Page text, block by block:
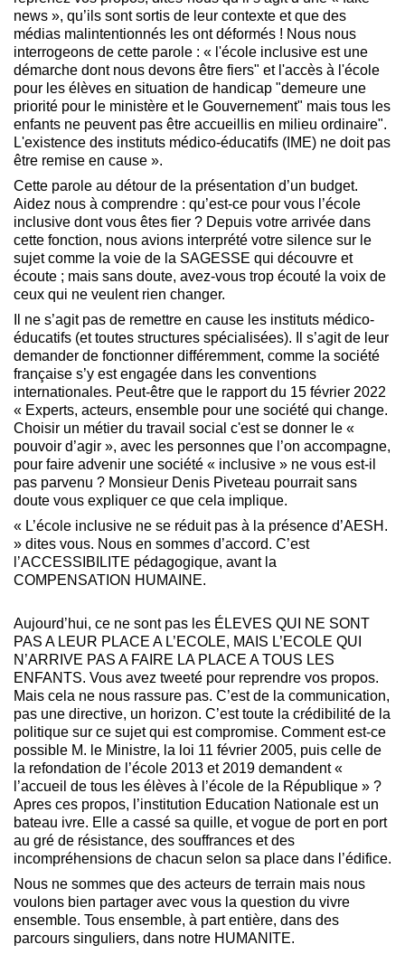
news », qu’ils sont sortis de leur contexte et que des
médias malintentionnés les ont déformés ! Nous nous
interrogeons de cette parole : « l'école inclusive est une
démarche dont nous devons être fiers" et l'accès à l'école
pour les élèves en situation de handicap "demeure une
priorité pour le ministère et le Gouvernement" mais tous les
enfants ne peuvent pas être accueillis en milieu ordinaire".
L'existence des instituts médico-éducatifs (IME) ne doit pas
être remise en cause ».
Cette parole au détour de la présentation d’un budget.
Aidez nous à comprendre : qu’est-ce pour vous l’école
inclusive dont vous êtes fier ? Depuis votre arrivée dans
cette fonction, nous avions interprété votre silence sur le
sujet comme la voie de la SAGESSE qui découvre et
écoute ; mais sans doute, avez-vous trop écouté la voix de
ceux qui ne veulent rien changer.
Il ne s’agit pas de remettre en cause les instituts médico-
éducatifs (et toutes structures spécialisées). Il s’agit de leur
demander de fonctionner différemment, comme la société
française s’y est engagée dans les conventions
internationales. Peut-être que le rapport du 15 février 2022
« Experts, acteurs, ensemble pour une société qui change.
Choisir un métier du travail social c'est se donner le «
pouvoir d’agir », avec les personnes que l’on accompagne,
pour faire advenir une société « inclusive » ne vous est-il
pas parvenu ? Monsieur Denis Piveteau pourrait sans
doute vous expliquer ce que cela implique.
« L’école inclusive ne se réduit pas à la présence d’AESH.
» dites vous. Nous en sommes d’accord. C’est
l’ACCESSIBILITE pédagogique, avant la
COMPENSATION HUMAINE.
Aujourd’hui, ce ne sont pas les ÉLEVES QUI NE SONT
PAS A LEUR PLACE A L’ECOLE, MAIS L’ECOLE QUI
N’ARRIVE PAS A FAIRE LA PLACE A TOUS LES
ENFANTS. Vous avez tweeté pour reprendre vos propos.
Mais cela ne nous rassure pas. C’est de la communication,
pas une directive, un horizon. C’est toute la crédibilité de la
politique sur ce sujet qui est compromise. Comment est-ce
possible M. le Ministre, la loi 11 février 2005, puis celle de
la refondation de l’école 2013 et 2019 demandent «
l’accueil de tous les élèves à l’école de la République » ?
Apres ces propos, l’institution Education Nationale est un
bateau ivre. Elle a cassé sa quille, et vogue de port en port
au gré de résistance, des souffrances et des
incompréhensions de chacun selon sa place dans l’édifice.
Nous ne sommes que des acteurs de terrain mais nous
voulons bien partager avec vous la question du vivre
ensemble. Tous ensemble, à part entière, dans des
parcours singuliers, dans notre HUMANITE.